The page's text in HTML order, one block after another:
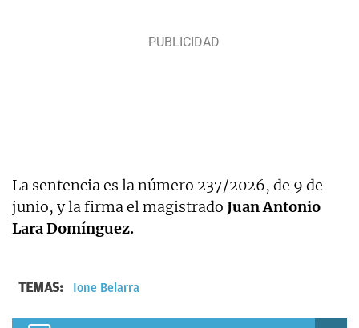
La sentencia es la número 237/2026, de 9 de
junio, y la firma el magistrado Juan Antonio
Lara Domínguez.
TEMAS: Ione Belarra